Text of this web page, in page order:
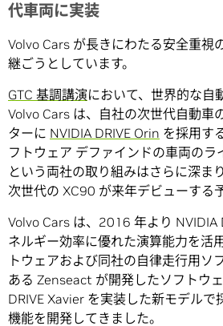
代車両に実装
Volvo Cars が長きにわたる安全重視
継ごうとしています。
GTC 基調講演において、世界的な自
Volvo Cars は、自社の次世代自動車
ターに NVIDIA DRIVE Orin を採用す
フトウェア デファインドの車両のラ
という両社の取り組みはさらに深ま
次世代の XC90 が来年デビューする
Volvo Cars は、2016 年より NVIDIA
ネルギー効率に優れた演算能力を活
トウェアおよび同社の自律走行用ソ
ある Zenseact が開発したソフトウ
DRIVE Xavier を実装した新モデルで
機能を開発してきました。